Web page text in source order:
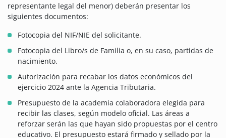
representante legal del menor) deberán presentar los
siguientes documentos:
Fotocopia del NIF/NIE del solicitante.
Fotocopia del Libro/s de Familia o, en su caso, partidas de
nacimiento.
Autorización para recabar los datos económicos del
ejercicio 2024 ante la Agencia Tributaria.
Presupuesto de la academia colaboradora elegida para
recibir las clases, según modelo oficial. Las áreas a
reforzar serán las que hayan sido propuestas por el centro
educativo. El presupuesto estará firmado y sellado por la